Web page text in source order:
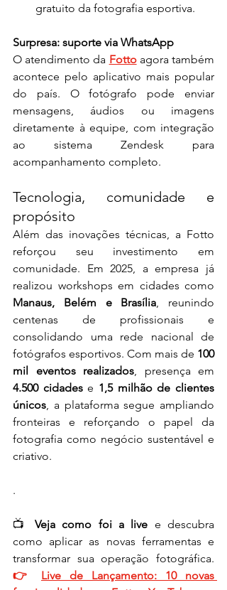
gratuito da fotografia esportiva.
Surpresa: suporte via WhatsApp
O atendimento da Fotto agora também
acontece pelo aplicativo mais popular
do país. O fotógrafo pode enviar
mensagens, áudios ou imagens
diretamente à equipe, com integração
ao sistema Zendesk para
acompanhamento completo.
Tecnologia, comunidade e
propósito
Além das inovações técnicas, a Fotto
reforçou seu investimento em
comunidade. Em 2025, a empresa já
Manaus, Belém e Brasília, reunindo
centenas de profissionais e
consolidando uma rede nacional de
fotógrafos esportivos. Com mais de 100
mil eventos realizados
4.500 cidades e 1,5 milhão de clientes
únicos, a plataforma segue ampliando
fronteiras e reforçando o papel da
fotografia como negócio sustentável e
criativo.
.
📺 Veja como foi a live e descubra
como aplicar as novas ferramentas e
transformar sua operação fotográfica.
👉 Live de Lançamento: 10 novas